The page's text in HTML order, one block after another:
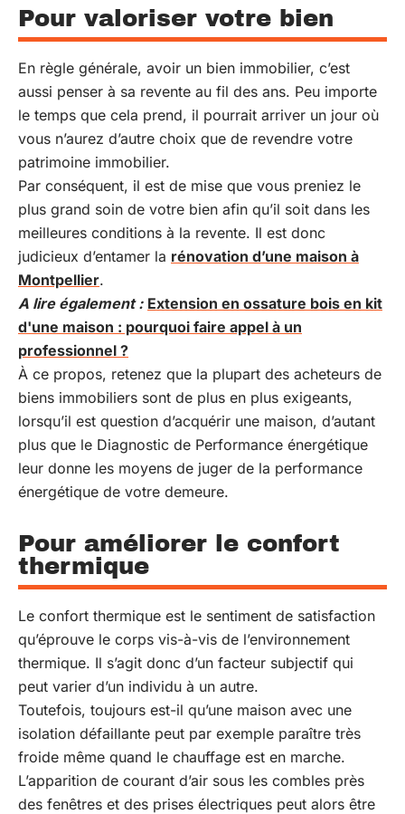
Pour valoriser votre bien
En règle générale, avoir un bien immobilier, c’est
aussi penser à sa revente au fil des ans. Peu importe
le temps que cela prend, il pourrait arriver un jour où
vous n’aurez d’autre choix que de revendre votre
patrimoine immobilier.
Par conséquent, il est de mise que vous preniez le
plus grand soin de votre bien afin qu’il soit dans les
meilleures conditions à la revente. Il est donc
judicieux d’entamer la rénovation d’une maison à
Montpellier.
A lire également : Extension en ossature bois en kit
d'une maison : pourquoi faire appel à un
professionnel ?
À ce propos, retenez que la plupart des acheteurs de
biens immobiliers sont de plus en plus exigeants,
lorsqu’il est question d’acquérir une maison, d’autant
plus que le Diagnostic de Performance énergétique
leur donne les moyens de juger de la performance
énergétique de votre demeure.
Pour améliorer le confort
thermique
Le confort thermique est le sentiment de satisfaction
qu’éprouve le corps vis-à-vis de l’environnement
thermique. Il s’agit donc d’un facteur subjectif qui
peut varier d’un individu à un autre.
Toutefois, toujours est-il qu’une maison avec une
isolation défaillante peut par exemple paraître très
froide même quand le chauffage est en marche.
L’apparition de courant d’air sous les combles près
des fenêtres et des prises électriques peut alors être